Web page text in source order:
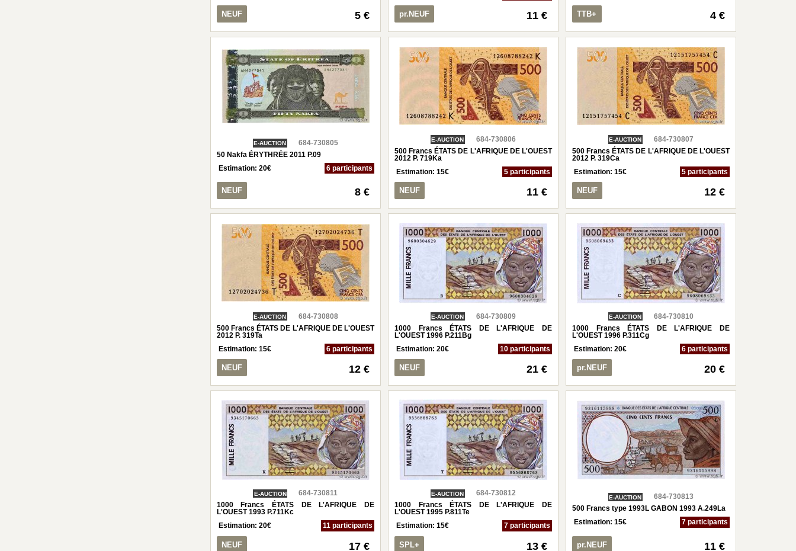
NEUF 5 € pr.NEUF 11 € TTB+ 4 €
E-AUCTION
684-730805
50 Nakfa ÉRYTHRÉE 2011 P.09
Estimation:20€ 6 participants
NEUF 8 €
E-AUCTION
684-730806
500 Francs ÉTATS DE L'AFRIQUE DE L'OUEST
2012 P. 719Ka
Estimation:15€ 5 participants
NEUF 11 €
E-AUCTION
684-730807
500 Francs ÉTATS DE L'AFRIQUE DE L'OUEST
2012 P. 319Ca
Estimation:15€ 5 participants
NEUF 12 €
E-AUCTION
684-730808
500 Francs ÉTATS DE L'AFRIQUE DE L'OUEST
2012 P. 319Ta
Estimation:15€ 6 participants
NEUF 12 €
E-AUCTION
684-730809
1000 Francs ÉTATS DE L'AFRIQUE DE
L'OUEST 1996 P.211Bg
Estimation:20€ 10 participants
NEUF 21 €
E-AUCTION
684-730810
1000 Francs ÉTATS DE L'AFRIQUE DE
L'OUEST 1996 P.311Cg
Estimation:20€ 6 participants
pr.NEUF 20 €
E-AUCTION
684-730811
1000 Francs ÉTATS DE L'AFRIQUE DE
L'OUEST 1993 P.711Kc
Estimation:20€ 11 participants
NEUF 17 €
E-AUCTION
684-730812
1000 Francs ÉTATS DE L'AFRIQUE DE
L'OUEST 1995 P.811Te
Estimation:15€ 7 participants
SPL+ 13 €
E-AUCTION
684-730813
500 Francs type 1993L GABON 1993 A.249La
Estimation:15€ 7 participants
pr.NEUF 11 €